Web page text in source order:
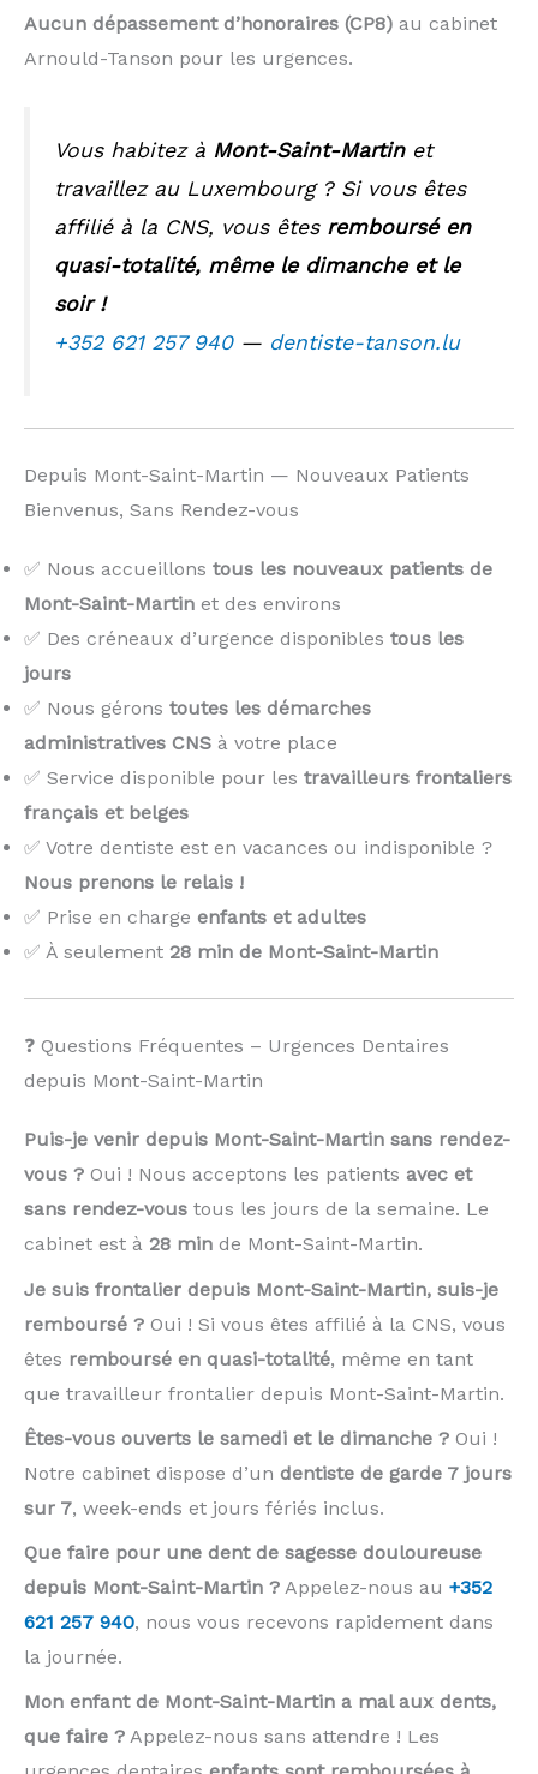
Aucun dépassement d’honoraires (CP8) au cabinet
Arnould-Tanson pour les urgences.
Vous habitez à Mont-Saint-Martinet
travaillez au Luxembourg ? Si vous êtes
affilié à la CNS, vous êtes remboursé en
quasi-totalité, même le dimanche et le
soir !
+352 621 257 940— dentiste-tanson.lu
Depuis Mont-Saint-Martin — Nouveaux Patients
Bienvenus, Sans Rendez-vous
✅ Nous accueillons tous les nouveaux patients de
Mont-Saint-Martin et des environs
✅ Des créneaux d’urgence disponibles tous les
jours
✅ Nous gérons toutes les démarches
administratives CNS à votre place
✅ Service disponible pour les travailleurs frontaliers
français et belges
✅ Votre dentiste est en vacances ou indisponible ?
Nous prenons le relais !
✅ Prise en charge enfants et adultes
✅ À seulement 28 min de Mont-Saint-Martin
❓ Questions Fréquentes – Urgences Dentaires
depuis Mont-Saint-Martin
Puis-je venir depuis Mont-Saint-Martin sans rendez-
vous ? Oui ! Nous acceptons les patients avec et
sans rendez-vous tous les jours de la semaine. Le
cabinet est à 28 min de Mont-Saint-Martin.
Je suis frontalier depuis Mont-Saint-Martin, suis-je
remboursé ? Oui ! Si vous êtes affilié à la CNS, vous
êtes remboursé en quasi-totalité, même en tant
que travailleur frontalier depuis Mont-Saint-Martin.
Êtes-vous ouverts le samedi et le dimanche ? Oui !
Notre cabinet dispose d’un dentiste de garde 7 jours
sur 7, week-ends et jours fériés inclus.
Que faire pour une dent de sagesse douloureuse
depuis Mont-Saint-Martin ? Appelez-nous au +352
621 257 940, nous vous recevons rapidement dans
la journée.
Mon enfant de Mont-Saint-Martin a mal aux dents,
que faire ? Appelez-nous sans attendre ! Les